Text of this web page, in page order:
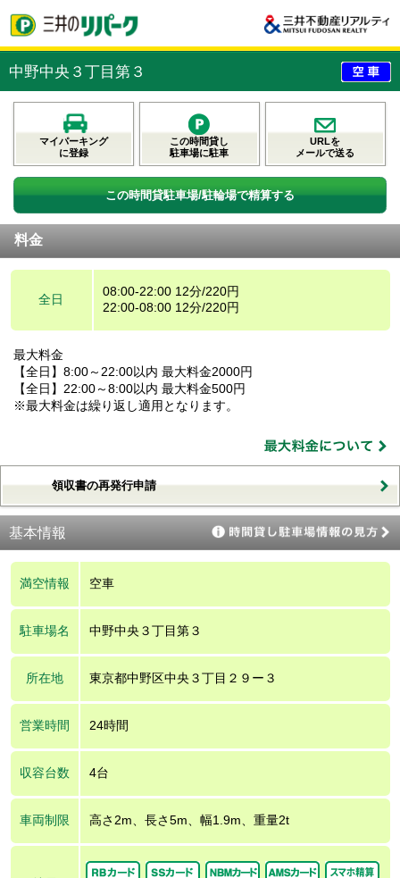
中野中央３丁目第３
マイパーキング
に登録
この時間貸し
駐車場に駐車
URLを
メールで送る
この時間貸駐車場/駐輪場で精算する
料金
全日
08:00-22:00 12分/220円
22:00-08:00 12分/220円
最大料金
【全日】8:00～22:00以内 最大料金2000円
【全日】22:00～8:00以内 最大料金500円
※最大料金は繰り返し適用となります。
領収書の再発行申請
基本情報
満空情報 空車
駐車場名 中野中央３丁目第３
所在地 東京都中野区中央３丁目２９ー３
営業時間 24時間
収容台数 4台
車両制限 高さ2m、長さ5m、幅1.9m、重量2t